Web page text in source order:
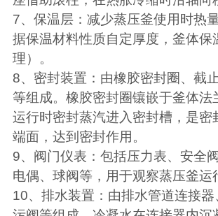
7、保温层：减少蒸压釜使用时热
据保温材料性质自定厚度，釜体保
理）。
8、密封装置：由橡胶密封圈、截
等组成。橡胶密封圈镶嵌于釜体法
运行时密封蒸汽进入密封槽，是密
端面，达到密封作用。
9、阀门仪表：包括压力表、安全
电偶、球阀等，用于观察蒸压釜运
10、排水装置：由排水管道连接